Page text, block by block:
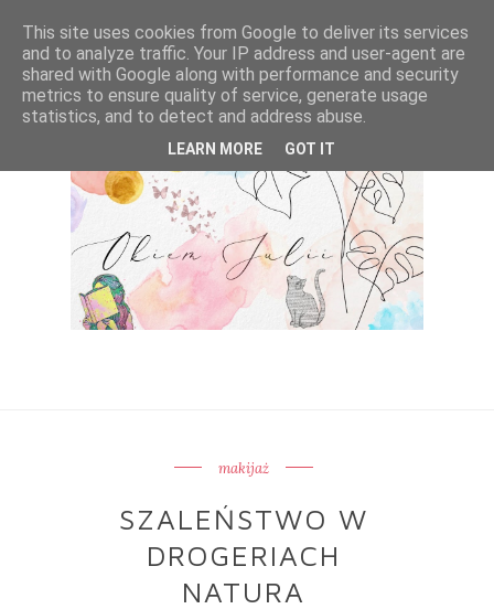
makijaż
SZALEŃSTWO W
DROGERIACH
NATURA
This site uses cookies from Google to deliver its services
and to analyze traffic. Your IP address and user-agent are
shared with Google along with performance and security
metrics to ensure quality of service, generate usage
statistics, and to detect and address abuse.
LEARN MORE GOT IT